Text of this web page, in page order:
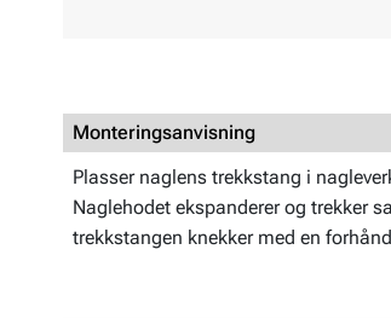
Monteringsanvisning
Plasser naglens trekkstang i
Naglehodet ekspanderer og trekker
trekkstangen knekker med en